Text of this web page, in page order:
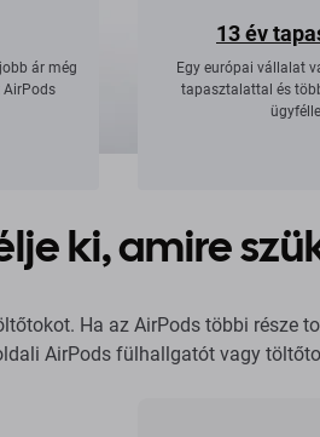
ár még
13 év
Egy európai vállalat
tapasztalattal és
ki, amire
Ha az AirPods többi része
AirPods fülhallgatót vagy